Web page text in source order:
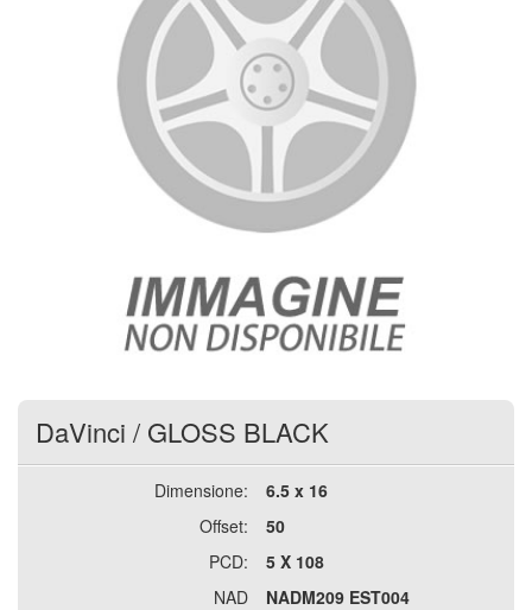
DaVinci / GLOSS BLACK
Dimensione:
6.5 x 16
Offset:
50
PCD:
5 X 108
NAD
NADM209 EST004